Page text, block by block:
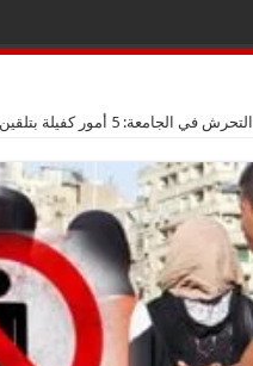
التحرش في الجامعة: 5 أمور كفيلة بتلقين المتحرش درساً لن ينساه أبدا